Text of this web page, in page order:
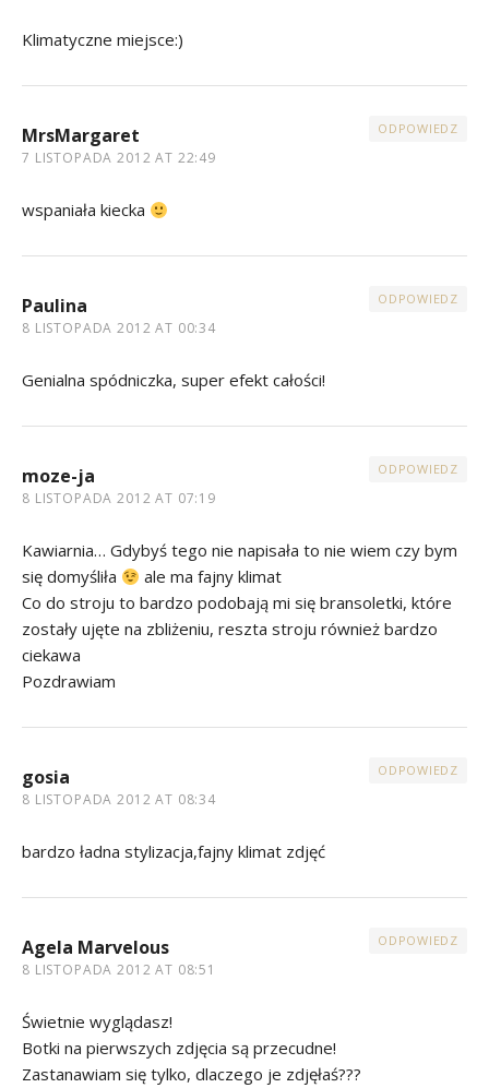
Klimatyczne miejsce:)
MrsMargaret
7 LISTOPADA 2012 AT 22:49
ODPOWIEDZ
wspaniała kiecka
Paulina
8 LISTOPADA 2012 AT 00:34
ODPOWIEDZ
Genialna spódniczka, super efekt całości!
moze-ja
8 LISTOPADA 2012 AT 07:19
ODPOWIEDZ
Kawiarnia… Gdybyś tego nie napisała to nie wiem czy bym
się domyśliła
ale ma fajny klimat
Co do stroju to bardzo podobają mi się bransoletki, które
zostały ujęte na zbliżeniu, reszta stroju również bardzo
ciekawa
Pozdrawiam
gosia
8 LISTOPADA 2012 AT 08:34
ODPOWIEDZ
bardzo ładna stylizacja,fajny klimat zdjęć
Agela Marvelous
8 LISTOPADA 2012 AT 08:51
ODPOWIEDZ
Świetnie wyglądasz!
Botki na pierwszych zdjęcia są przecudne!
Zastanawiam się tylko, dlaczego je zdjęłaś???